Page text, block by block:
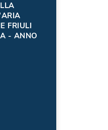
FRIULI
- ANNO